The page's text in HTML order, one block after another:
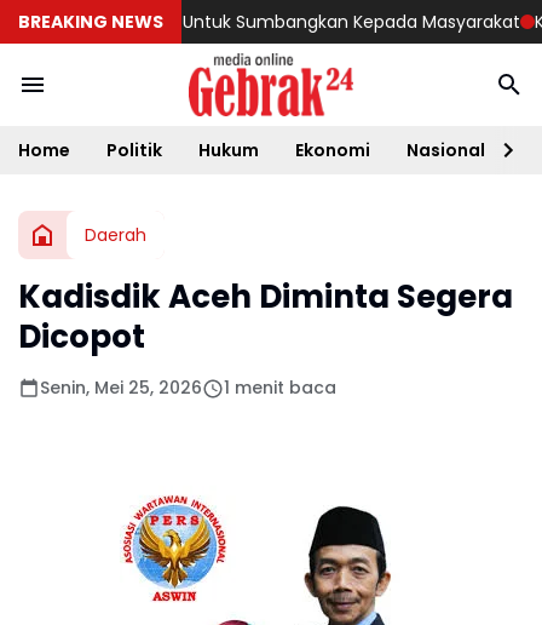
BREAKING NEWS
Darah Untuk Sumbangkan Kepada Masyarakat
Home Politik Hukum Ekonomi Nasional
Daerah
Kadisdik Aceh Diminta Segera
Dicopot
Senin, Mei 25, 2026 1 menit baca